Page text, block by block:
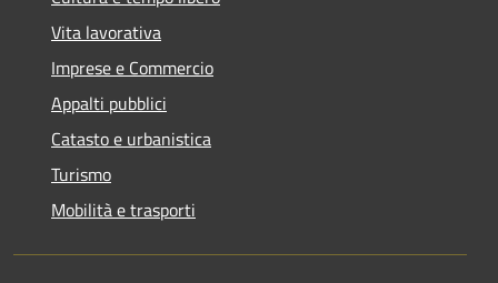
Vita lavorativa
Imprese e Commercio
Appalti pubblici
Catasto e urbanistica
Turismo
Mobilità e trasporti